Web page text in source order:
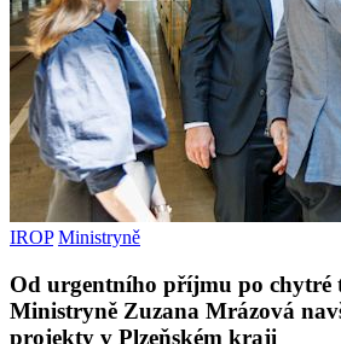
IROP Ministryně
Od urgentního příjmu po chytré
Ministryně Zuzana Mrázová
projekty v Plzeňském kraji